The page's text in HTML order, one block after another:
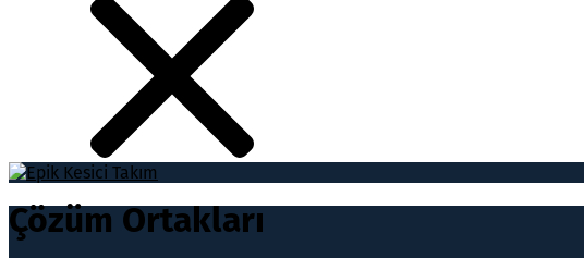
Çözüm Ortakları